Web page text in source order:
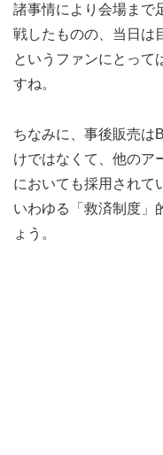
諸事情により会場まで
戦したものの、当日は
というファンにとって
すね。
ちなみに、事後販売は
けではなくて、他のア
においても採用されて
いわゆる「救済制度」
ょう。